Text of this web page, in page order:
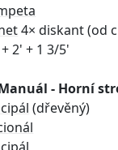
4× diskant (od
2' + 1 3/5'
- Horní
(dřevěný)